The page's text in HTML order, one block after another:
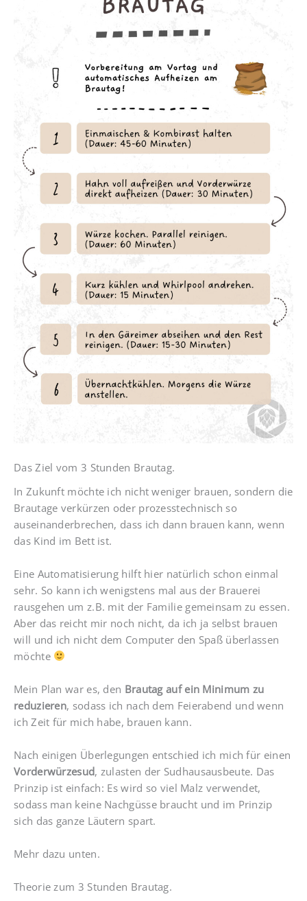
Das Ziel vom 3 Stunden Brautag.
In Zukunft möchte ich nicht weniger brauen, sondern die
Brautage verkürzen oder prozesstechnisch so
auseinanderbrechen, dass ich dann brauen kann, wenn
das Kind im Bett ist.
Eine Automatisierung hilft hier natürlich schon einmal
sehr. So kann ich wenigstens mal aus der Brauerei
rausgehen um z.B. mit der Familie gemeinsam zu essen.
Aber das reicht mir noch nicht, da ich ja selbst brauen
will und ich nicht dem Computer den Spaß überlassen
möchte
Mein Plan war es, den Brautag auf ein Minimum zu
reduzieren, sodass ich nach dem Feierabend und wenn
ich Zeit für mich habe, brauen kann.
Nach einigen Überlegungen entschied ich mich für einen
Vorderwürzesud, zulasten der Sudhausausbeute. Das
Prinzip ist einfach: Es wird so viel Malz verwendet,
sodass man keine Nachgüsse braucht und im Prinzip
sich das ganze Läutern spart.
Mehr dazu unten.
Theorie zum 3 Stunden Brautag.